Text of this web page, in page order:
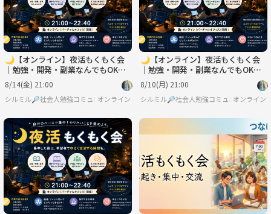
🌙【オンライン】夜活もくもく会
｜勉強・開発・副業なんでもOK！
交流会あり
8/14(金) 21:00
シルミル🔎社会人勉強コミュニティオンライン
🌙【オンライン】夜活もくもく会
｜勉強・開発・副業なんでもOK！
交流会あり
8/10(月) 21:00
シルミル🔎社会人勉強コミュニティオンライン